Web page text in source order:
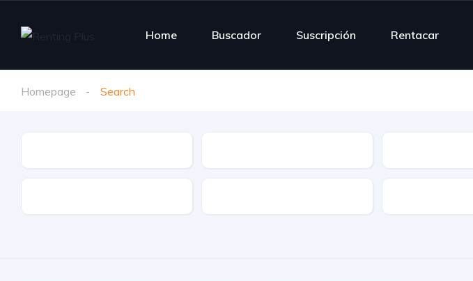
Home Buscador Suscripción Rentacar
Homepage Search